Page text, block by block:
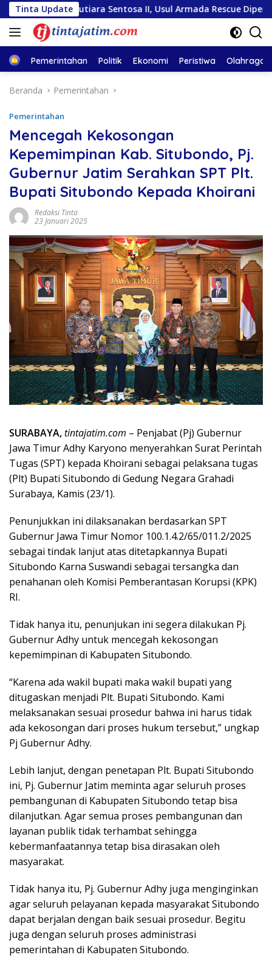
Langsung
ke
konten
Tinta Update
KM Mutiara Sentosa II, Usul Armada Rescue Diperkuat
HomePemerintahan Politik Ekonomi Peristiwa Olahraga
Beranda Pemerintahan
Pemerintahan
Mencegah Kekosongan
Kepemimpinan Kab. Situbondo, Pj.
Gubernur Jatim Serahkan SPT Plt.
Bupati Situbondo Kepada Khoirani
Redaksi Tinta
23 Januari 2025
SURABAYA,tintajatim.com – Penjabat (Pj) Gubernur
Jawa Timur Adhy Karyono menyerahkan Surat Perintah
Tugas (SPT) kepada Khoirani sebagai pelaksana tugas
(Plt) Bupati Situbondo di Gedung Negara Grahadi
Surabaya, Kamis (23/1).
Penunjukkan ini dilaksanakan berdasarkan SPT
Gubernur Jawa Timur Nomor 100.1.4.2/65/011.2/2025
sebagai tindak lanjut atas ditetapkannya Bupati
Situbondo Karna Suswandi sebagai tersangka dan
penahanan oleh Komisi Pemberantasan Korupsi (KPK)
RI.
Tidak hanya itu, penunjukan ini segera dilakukan Pj.
Gubernur Adhy untuk mencegah kekosongan
kepemimpinan di Kabupaten Situbondo.
“Karena ada wakil bupati maka wakil bupati yang
ditugaskan menjadi Plt. Bupati Situbondo. Kami
melaksanakan sesuai prosedur bahwa ini harus tidak
ada kekosongan dari proses hukum tersebut,” ungkap
Pj Gubernur Adhy.
Lebih lanjut, dengan penetapan Plt. Bupati Situbondo
ini, Pj. Gubernur Jatim meminta agar seluruh proses
pembangunan di Kabupaten Situbondo tetap bisa
dilanjutkan. Agar semua proses pembangunan dan
layanan publik tidak terhambat sehingga
kebermanfaatannya tetap bisa dirasakan oleh
masyarakat.
Tidak hanya itu, Pj. Gubernur Adhy juga menginginkan
agar seluruh pelayanan kepada masyarakat Situbondo
dapat berjalan dengan baik sesuai prosedur. Begitu
juga dengan seluruh proses administrasi
pemerintahan di Kabupaten Situbondo.